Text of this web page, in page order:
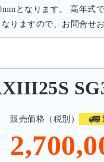
となります。 高年式
りますので、お問合せ
販売価格（税別）